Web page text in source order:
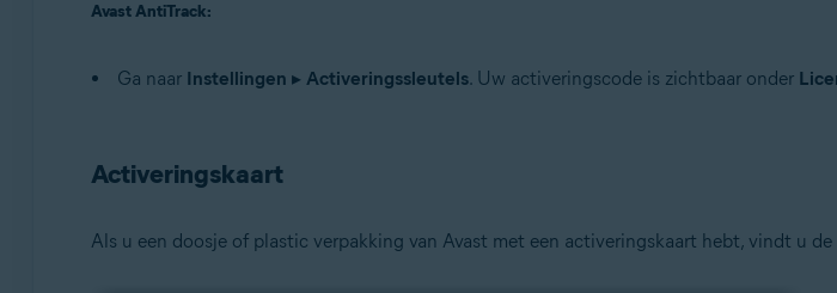
Avast AntiTrack:
Ga naar Instellingen ▸ Activeringssleutels. Uw activeringscode is zichtbaar onder
Activeringskaart
Als u een doosje of plastic verpakking van Avast met een activeringskaart hebt, vindt u